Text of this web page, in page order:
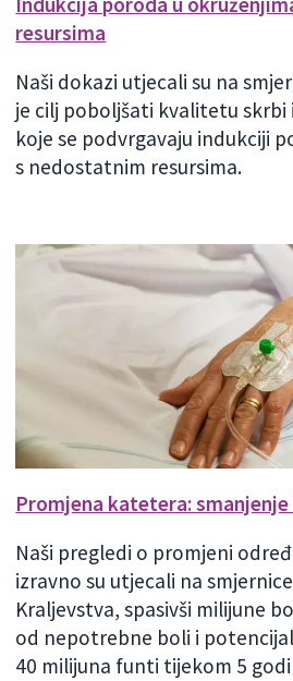
resursima
Naši dokazi utjecali su na
je cilj poboljšati kvalitetu skrbi
koje se podvrgavaju indukciji
s nedostatnim resursima.
Promjena katetera:
Naši pregledi o promjeni
izravno su utjecali na
Kraljevstva, spasivši milijune
od nepotrebne boli i
40 milijuna funti tijekom 5